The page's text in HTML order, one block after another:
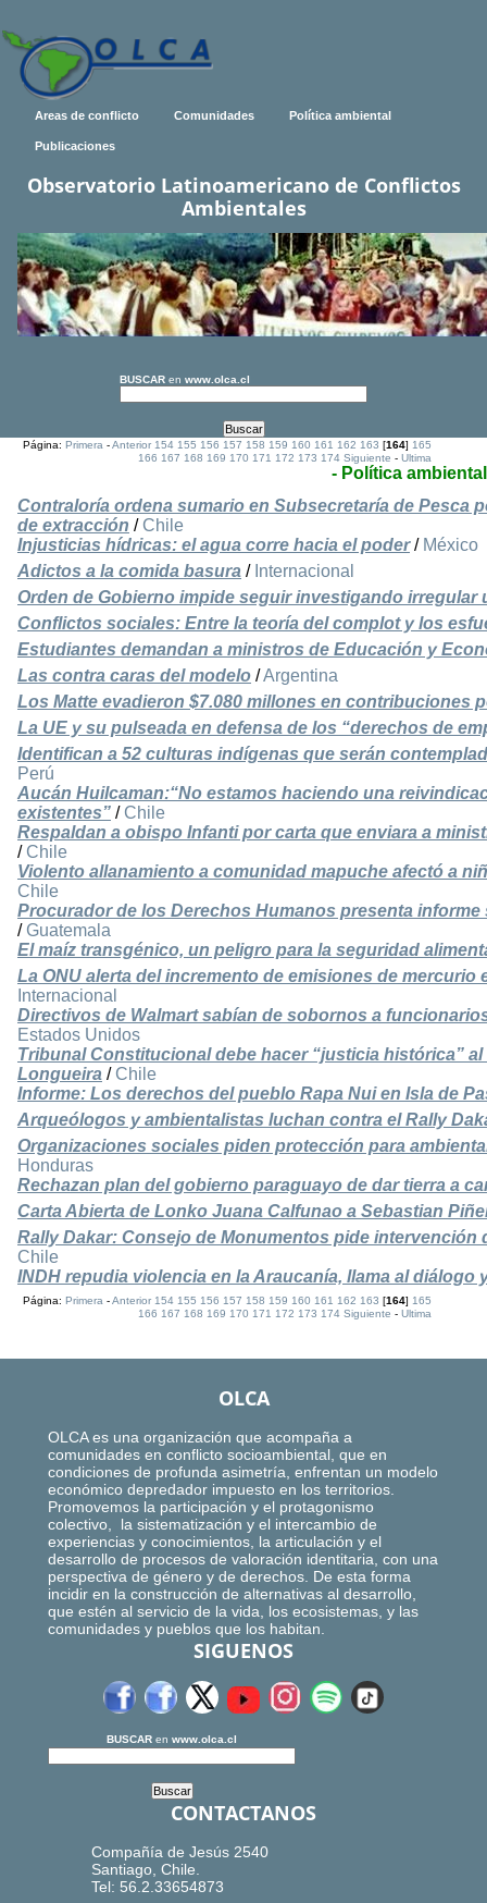
Areas de conflicto Comunidades Política ambiental
Publicaciones
Observatorio Latinoamericano de Conflictos
Ambientales
BUSCAR en www.olca.cl
Página:Primera -Anterior 154 155 156 157 158 159 160 161 162 163 [164]165
166 167 168 169 170 171 172 173 174 Siguiente -Ultima
- Política ambiental
Contraloría ordena sumario en Subsecretaría de Pesca
de extracción / Chile
Injusticias hídricas: el agua corre hacia el poder/ México
Adictos a la comida basura / Internacional
Orden de Gobierno impide seguir investigando irregular
Conflictos sociales: Entre la teoría del complot y los
Estudiantes demandan a ministros de Educación y
Las contra caras del modelo /Argentina
Los Matte evadieron $7.080 millones en contribuciones
La UE y su pulseada en defensa de los “derechos de
Identifican a 52 culturas indígenas que serán
Perú
Aucán Huilcaman:“No estamos haciendo una
existentes” / Chile
Respaldan a obispo Infanti por carta que enviara a
/ Chile
Violento allanamiento a comunidad mapuche afectó a
Chile
Procurador de los Derechos Humanos presenta
/ Guatemala
El maíz transgénico, un peligro para la seguridad
La ONU alerta del incremento de emisiones de mercurio
Internacional
Directivos de Walmart sabían de sobornos a
Estados Unidos
Tribunal Constitucional debe hacer “justicia histórica”
Longueira / Chile
Informe: Los derechos del pueblo Rapa Nui en Isla de
Arqueólogos y ambientalistas luchan contra el Rally
Organizaciones sociales piden protección para
Honduras
Rechazan plan del gobierno paraguayo de dar tierra a
Carta Abierta de Lonko Juana Calfunao a Sebastian
Rally Dakar: Consejo de Monumentos pide
Chile
INDH repudia violencia en la Araucanía, llama al diálogo
Página:Primera -Anterior 154 155 156 157 158 159 160 161 162 163 [164]165
166 167 168 169 170 171 172 173 174 Siguiente -Ultima
OLCA
OLCA es una organización que acompaña a
comunidades en conflicto socioambiental, que en
condiciones de profunda asimetría, enfrentan un modelo
económico depredador impuesto en los territorios.
Promovemos la participación y el protagonismo
colectivo, la sistematización y el intercambio de
experiencias y conocimientos, la articulación y el
desarrollo de procesos de valoración identitaria, con una
perspectiva de género y de derechos. De esta forma
incidir en la construcción de alternativas al desarrollo,
que estén al servicio de la vida, los ecosistemas, y las
comunidades y pueblos que los habitan.
SIGUENOS
BUSCAR en www.olca.cl
CONTACTANOS
Compañía de Jesús 2540
Santiago, Chile.
Tel: 56.2.33654873